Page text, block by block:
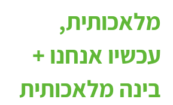
מלאכותית,
עכשיו אנחנו +
בינה מלאכותית